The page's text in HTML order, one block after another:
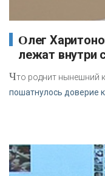
Олег Харитонов: «Проблемы кризиса
лежат внутри
Что роднит нынешний
пошатнулось доверие